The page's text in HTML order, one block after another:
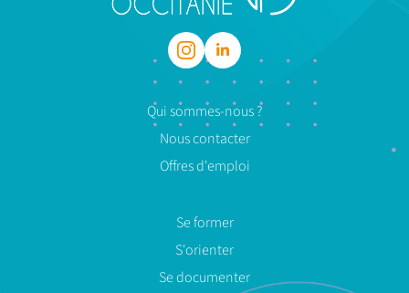
Qui sommes-nous ?
Nous contacter
Offres d'emploi
Se former
S'orienter
Se documenter